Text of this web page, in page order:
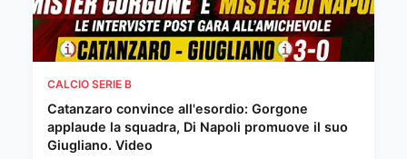
CALCIO SERIE B
Catanzaro convince all'esordio: Gorgone
applaude la squadra, Di Napoli promuove il suo
Giugliano. Video